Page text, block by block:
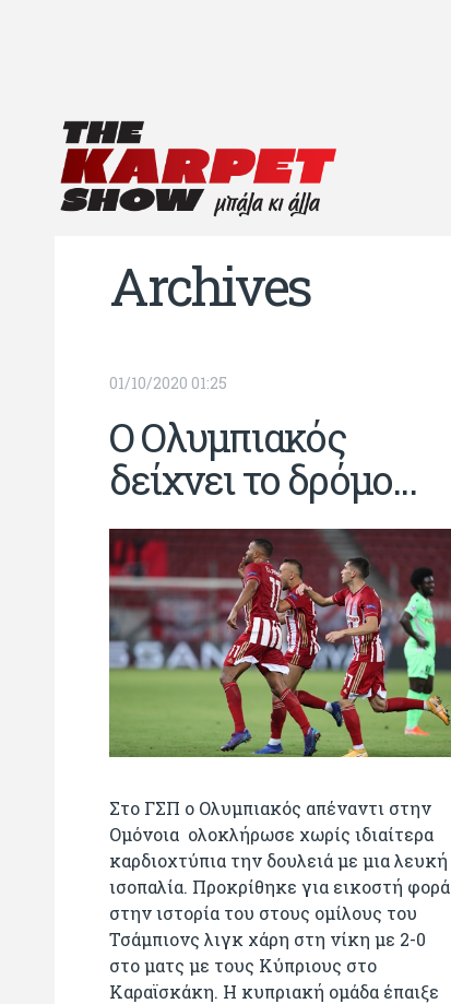
Archives
01/10/2020 01:25
Ο Ολυμπιακός
δείχνει το δρόμο...
Στο ΓΣΠ ο Ολυμπιακός απέναντι στην
Ομόνοια ολοκλήρωσε χωρίς ιδιαίτερα
καρδιοχτύπια την δουλειά με μια λευκή
ισοπαλία. Προκρίθηκε για εικοστή φορά
στην ιστορία του στους ομίλους του
Τσάμπιονς λιγκ χάρη στη νίκη με 2-0
στο ματς με τους Κύπριους στο
Καραϊσκάκη. Η κυπριακή ομάδα έπαιξε